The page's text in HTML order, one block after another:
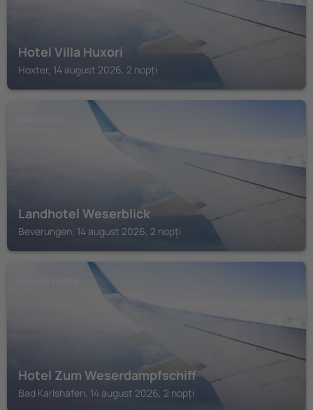
Hotel Villa Huxori
Hoxter, 14 august 2026, 2 nopți
Landhotel Weserblick
Beverungen, 14 august 2026, 2 nopți
Hotel Zum Weserdampfschiff
Bad Karlshafen, 14 august 2026, 2 nopți